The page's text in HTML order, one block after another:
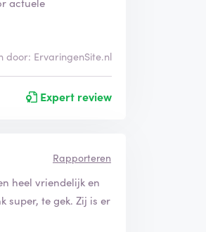
door: ErvaringenSite.nl
Expert review
Rapporteren
heel vriendelijk en
super, te gek. Zij is er